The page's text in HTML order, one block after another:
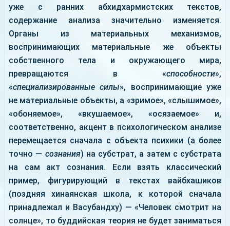
уже с ранних абхидхармистских текстов,
содержание анализа значительно изменяется.
Органы из материальных механизмов,
воспринимающих материальные же объекты
собственного тела и окружающего мира,
превращаются в «способности»,
«специализированные силы», воспринимающие уже
не материальные объекты, а «зримое», «слышимое»,
«обоняемое», «вкушаемое», «осязаемое» и,
соответственно, акцент в психологическом анализе
перемещается сначала с объекта психики (а более
точно — сознания) на субстрат, а затем с субстрата
на сам акт сознания. Если взять классический
пример, фигурирующий в текстах вайбхашиков
(поздняя хинаянская школа, к которой сначала
принадлежал и Васубандху) — «Человек смотрит на
солнце», то буддийская теория не будет заниматься